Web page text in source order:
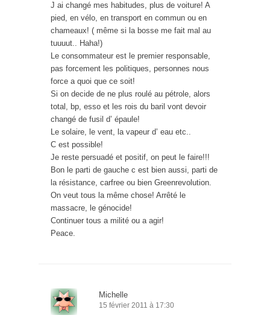
J ai changé mes habitudes, plus de voiture! A
pied, en vélo, en transport en commun ou en
chameaux! ( même si la bosse me fait mal au
tuuuut.. Haha!)
Le consommateur est le premier responsable,
pas forcement les politiques, personnes nous
force a quoi que ce soit!
Si on decide de ne plus roulé au pétrole, alors
total, bp, esso et les rois du baril vont devoir
changé de fusil d’ épaule!
Le solaire, le vent, la vapeur d’ eau etc..
C est possible!
Je reste persuadé et positif, on peut le faire!!!
Bon le parti de gauche c est bien aussi, parti de
la résistance, carfree ou bien Greenrevolution.
On veut tous la même chose! Arrêté le
massacre, le génocide!
Continuer tous a milité ou a agir!
Peace.
Michelle
15 février 2011 à 17:30